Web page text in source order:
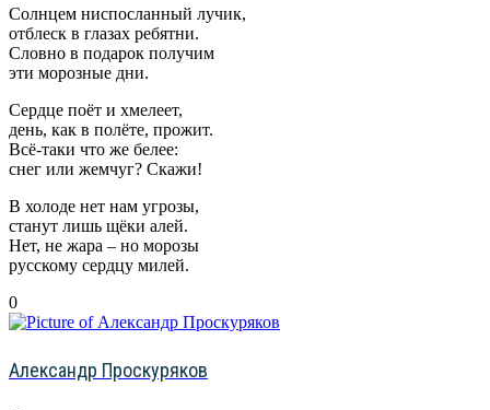
Солнцем ниспосланный лучик,
отблеск в глазах ребятни.
Словно в подарок получим
эти морозные дни.
Сердце поёт и хмелеет,
день, как в полёте, прожит.
Всё-таки что же белее:
снег или жемчуг? Скажи!
В холоде нет нам угрозы,
станут лишь щёки алей.
Нет, не жара – но морозы
русскому сердцу милей.
0
Александр Проскуряков